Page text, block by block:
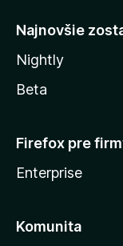
Najnovšie
Nightly
Beta
Firefox pre
Enterprise
Komunita